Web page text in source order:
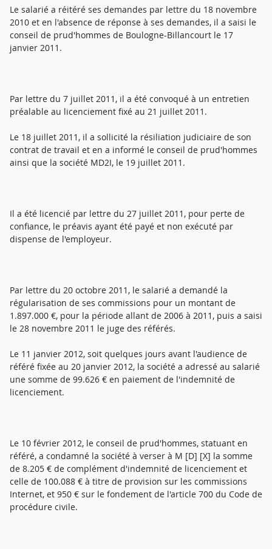
Le salarié a réitéré ses demandes par lettre du 18 novembre
2010 et en l'absence de réponse à ses demandes, il a saisi le
conseil de prud'hommes de Boulogne-Billancourt le 17
janvier 2011.
Par lettre du 7 juillet 2011, il a été convoqué à un entretien
préalable au licenciement fixé au 21 juillet 2011.
Le 18 juillet 2011, il a sollicité la résiliation judiciaire de son
contrat de travail et en a informé le conseil de prud'hommes
ainsi que la société MD2I, le 19 juillet 2011.
Il a été licencié par lettre du 27 juillet 2011, pour perte de
confiance, le préavis ayant été payé et non exécuté par
dispense de l'employeur.
Par lettre du 20 octobre 2011, le salarié a demandé la
régularisation de ses commissions pour un montant de
1.897.000 €, pour la période allant de 2006 à 2011, puis a saisi
le 28 novembre 2011 le juge des référés.
Le 11 janvier 2012, soit quelques jours avant l'audience de
référé fixée au 20 janvier 2012, la société a adressé au salarié
une somme de 99.626 € en paiement de l'indemnité de
licenciement.
Le 10 février 2012, le conseil de prud'hommes, statuant en
référé, a condamné la société à verser à M [D] [X] la somme
de 8.205 € de complément d'indemnité de licenciement et
celle de 100.088 € à titre de provision sur les commissions
Internet, et 950 € sur le fondement de l'article 700 du Code de
procédure civile.